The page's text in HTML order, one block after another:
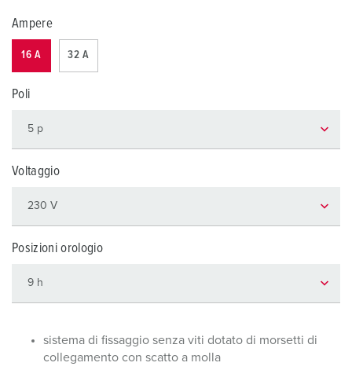
Ampere
16 A 32 A
Poli
Voltaggio
Posizioni orologio
sistema di fissaggio senza viti dotato di morsetti di
collegamento con scatto a molla